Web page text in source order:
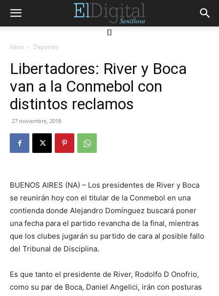
[]
Inicio Deportes
Libertadores: River y Boca
van a la Conmebol con
distintos reclamos
27 noviembre, 2018
BUENOS AIRES (NA) – Los presidentes de River y Boca
se reunirán hoy con el titular de la Conmebol en una
contienda donde Alejandro Domínguez buscará poner
una fecha para el partido revancha de la final, mientras
que los clubes jugarán su partido de cara al posible fallo
del Tribunal de Disciplina.
Es que tanto el presidente de River, Rodolfo D Onofrio,
como su par de Boca, Daniel Angelici, irán con posturas